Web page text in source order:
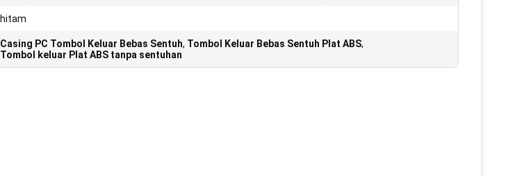
hitam
Casing PC Tombol Keluar Bebas Sentuh, Tombol Keluar Bebas Sentuh Plat ABS,
Tombol keluar Plat ABS tanpa sentuhan